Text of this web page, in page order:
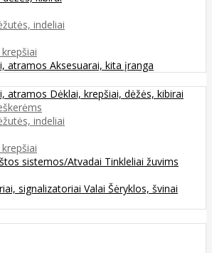
indeliai
atramos Aksesuarai, kita įranga
atramos Dėklai, krepšiai, dėžės, kibirai
indeliai
sistemos/Atvadai Tinkleliai žuvims
signalizatoriai Valai Šėryklos, švinai